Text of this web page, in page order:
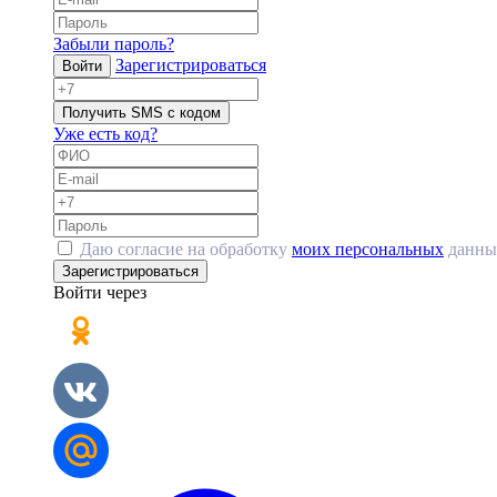
Забыли пароль?
Войти Зарегистрироваться
Получить SMS с кодом
Уже есть код?
Даю согласие на обработку моих персональных
Зарегистрироваться
Войти через